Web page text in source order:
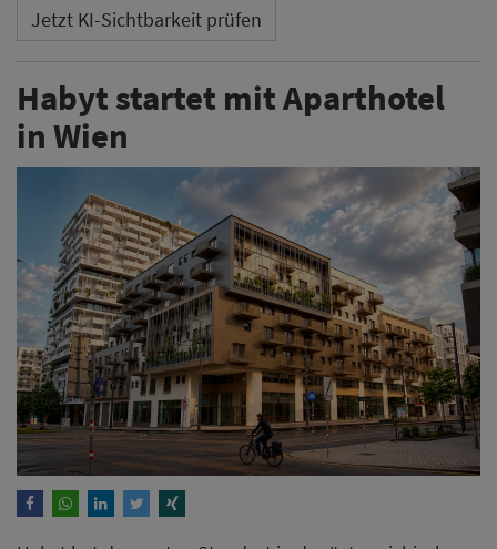
Jetzt KI-Sichtbarkeit prüfen
Habyt startet mit Aparthotel
in Wien